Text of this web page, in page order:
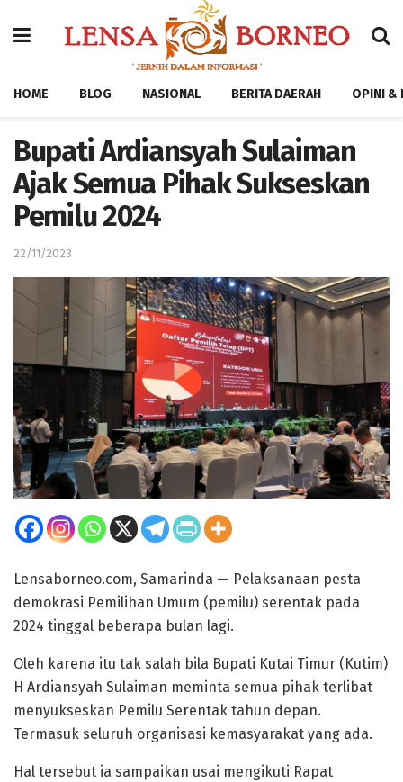
HOME BLOG NASIONAL BERITA DAERAH OPINI &
Bupati Ardiansyah Sulaiman
Ajak Semua Pihak Sukseskan
Pemilu 2024
22/11/2023
Lensaborneo.com, Samarinda — Pelaksanaan pesta
demokrasi Pemilihan Umum (pemilu) serentak pada
2024 tinggal beberapa bulan lagi.
Oleh karena itu tak salah bila Bupati Kutai Timur (Kutim)
H Ardiansyah Sulaiman meminta semua pihak terlibat
menyukseskan Pemilu Serentak tahun depan.
Termasuk seluruh organisasi kemasyarakat yang ada.
Hal tersebut ia sampaikan usai mengikuti Rapat